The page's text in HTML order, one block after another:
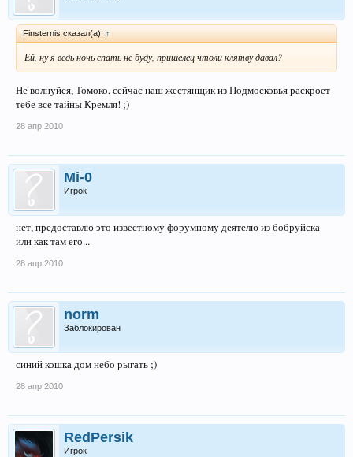
Finsternis сказал(а): ↑
Ей, ну я ведь ночь спать не буду, пришелец чтоли клятву давал?
Не волнуйся, Томоко, сейчас наш жестянщик из Подмосковья раскроет
тебе все тайны Кремля! ;)
28 апр 2010
Mi-0
Игрок
нет, предоставлю это известному форумному деятелю из бобруйска
или как там его...
28 апр 2010
norm
Заблокирован
синий кошка дом небо рыгать ;)
28 апр 2010
RedPersik
Игрок